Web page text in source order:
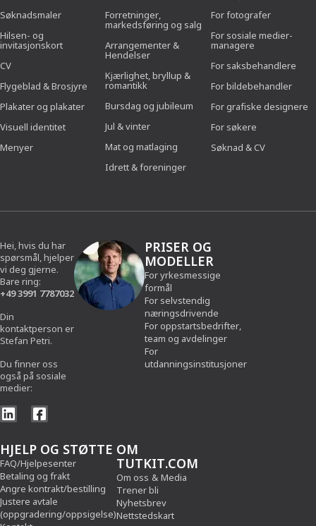
Søknadsmaler
Hilsen- og
invitasjonskort
CV
Flygeblad & Brosjyre
Plakater og plakater
Visuell identitet
Menyer
Forretninger,
markedsføring og salg
Arrangementer &
Hendelser
Kjærlighet, bryllup &
romantikk
Bursdag og jubileum
Jul & vinter
Mat og matlaging
Idrett & foreninger
For fotografer
For sosiale medier-
managere
For saksbehandlere
For bildebehandler
For grafiske designere
For søkere
Søknad & CV
Hei, hvis du har
spørsmål, hjelper
vi deg gjerne.
Bare ring:
+49 3991 7787032
Din
kontaktperson er
Stefan Petri.
Du finner oss
også på sosiale
medier:
PRISER OG
MODELLER
For yrkesmessige
formål
For selvstendig
næringsdrivende
For oppstartsbedrifter,
team og avdelinger
For
utdanningsinstitusjoner
HJELP OG STØTTE
FAQ/Hjelpesenter
Betaling og frakt
Angre kontrakt/bestilling
Justere avtale
(oppgradering/oppsigelse)
OM
TUTKIT.COM
Om oss & Media
Trener bli
Nyhetsbrev
Nettstedskart